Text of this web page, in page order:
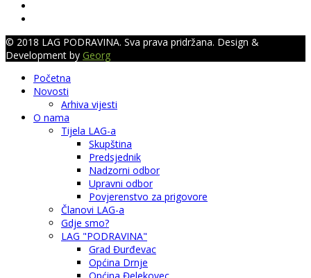
© 2018 LAG PODRAVINA. Sva prava pridržana. Design &
Development by Georg
Početna
Novosti
Arhiva vijesti
O nama
Tijela LAG-a
Skupština
Predsjednik
Nadzorni odbor
Upravni odbor
Povjerenstvo za prigovore
Članovi LAG-a
Gdje smo?
LAG "PODRAVINA"
Grad Đurđevac
Općina Drnje
Općina Đelekovec